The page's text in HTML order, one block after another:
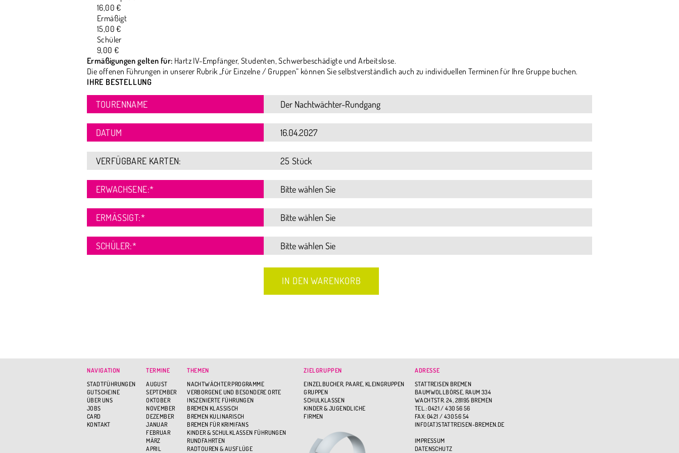
16,00 €
Ermäßigt
15,00 €
Schüler
9,00 €
Ermäßigungen gelten für: Hartz IV-Empfänger, Studenten, Schwerbeschädigte und Arbeitslose.
Die offenen Führungen in unserer Rubrik „für Einzelne / Gruppen“ können Sie selbstverständlich auch zu individuellen Terminen für Ihre Gruppe buchen.
IHRE BESTELLUNG
TOURENNAME
DATUM
VERFÜGBARE KARTEN: 25 Stück
ERWACHSENE:*
ERMÄSSIGT: *
SCHÜLER:*
NAVIGATION
STADTFÜHRUNGEN
GUTSCHEINE
ÜBER UNS
JOBS
CARD
KONTAKT
TERMINE
AUGUST
SEPTEMBER
OKTOBER
NOVEMBER
DEZEMBER
JANUAR
FEBRUAR
MÄRZ
APRIL
THEMEN
NACHTWÄCHTER PROGRAMME
VERBORGENE UND BESONDERE ORTE
INSZENIERTE FÜHRUNGEN
BREMEN KLASSISCH
BREMEN KULINARISCH
BREMEN FÜR KRIMIFANS
KINDER & SCHULKLASSEN FÜHRUNGEN
RUNDFAHRTEN
RADTOUREN & AUSFLÜGE
ZIELGRUPPEN
EINZELBUCHER, PAARE, KLEINGRUPPEN
GRUPPEN
SCHULKLASSEN
KINDER & JUGENDLICHE
FIRMEN
ADRESSE
STATTREISEN BREMEN
BAUMWOLLBÖRSE, RAUM 334
WACHTSTR. 24, 28195 BREMEN
TEL.: 0421 / 430 56 56
FAX: 0421 / 430 56 54
INFO(AT)STATTREISEN-BREMEN.DE
IMPRESSUM
DATENSCHUTZ